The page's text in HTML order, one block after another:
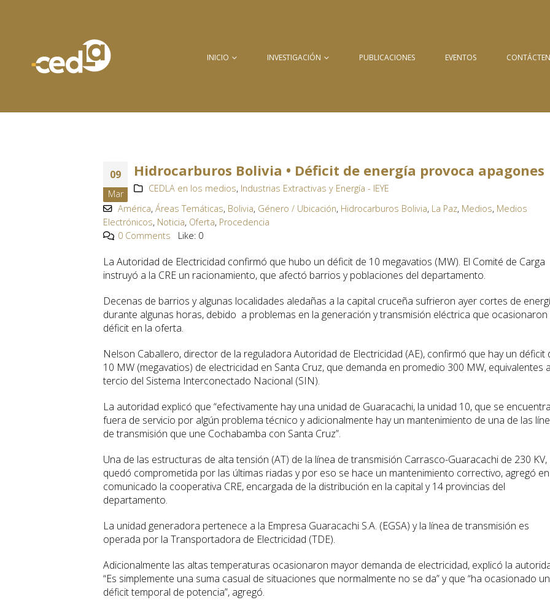
INICIO INVESTIGACIÓN PUBLICACIONES EVENTOS
09
Mar
Hidrocarburos Bolivia • Déficit de energía provoca apagones
CEDLA en los medios, Industrias Extractivas y Energía - IEYE
América,Áreas Temáticas, Bolivia, Género / Ubicación, Hidrocarburos Bolivia, La Paz, Medios, Medios
Electrónicos, Noticia, Oferta, Procedencia
0 Comments
Like: 0
La Autoridad de Electricidad confirmó que hubo un déficit de 10 megavatios (MW). El Comité de Carga
instruyó a la CRE un racionamiento, que afectó barrios y poblaciones del departamento.
Decenas de barrios y algunas localidades aledañas a la capital cruceña sufrieron ayer cortes de
durante algunas horas, debido a problemas en la generación y transmisión eléctrica que ocasionaron
déficit en la oferta.
Nelson Caballero, director de la reguladora Autoridad de Electricidad (AE), confirmó que hay un déficit
10 MW (megavatios) de electricidad en Santa Cruz, que demanda en promedio 300 MW, equivalentes
tercio del Sistema Interconectado Nacional (SIN).
La autoridad explicó que “efectivamente hay una unidad de Guaracachi, la unidad 10, que se encuentra
fuera de servicio por algún problema técnico y adicionalmente hay un mantenimiento de una de las
de transmisión que une Cochabamba con Santa Cruz”.
Una de las estructuras de alta tensión (AT) de la línea de transmisión Carrasco-Guaracachi de 230 KV,
quedó comprometida por las últimas riadas y por eso se hace un mantenimiento correctivo, agregó
comunicado la cooperativa CRE, encargada de la distribución en la capital y 14 provincias del
departamento.
La unidad generadora pertenece a la Empresa Guaracachi S.A. (EGSA) y la línea de transmisión es
operada por la Transportadora de Electricidad (TDE).
Adicionalmente las altas temperaturas ocasionaron mayor demanda de electricidad, explicó la
“Es simplemente una suma casual de situaciones que normalmente no se da” y que “ha ocasionado un
déficit temporal de potencia”, agregó.